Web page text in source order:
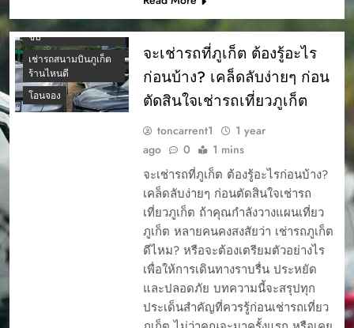
เช่ารถภูเก็ตพร้อมคน
ขับ
เช่ารถสนามบินภูเก็ต
ร้านไหนดี
โอนจอง
จะเช่ารถที่ภูเก็ต ต้องรู้อะไร
ก่อนบ้าง? เคล็ดลับง่ายๆ ก่อน
ตัดสินใจเช่ารถเที่ยวภูเก็ต
toncarrent1
1 year
ago
0 1 mins
จะเช่ารถที่ภูเก็ต ต้องรู้อะไรก่อนบ้าง?
เคล็ดลับง่ายๆ ก่อนตัดสินใจเช่ารถ
เที่ยวภูเก็ต ถ้าคุณกำลังวางแผนเที่ยว
ภูเก็ต หลายคนคงสงสัยว่า เช่ารถภูเก็ต
ดีไหม? หรือจะต้องเตรียมตัวอย่างไร
เพื่อให้การเดินทางราบรื่น ประหยัด
และปลอดภัย บทความนี้จะสรุปทุก
ประเด็นสำคัญที่ควรรู้ก่อนเช่ารถเที่ยว